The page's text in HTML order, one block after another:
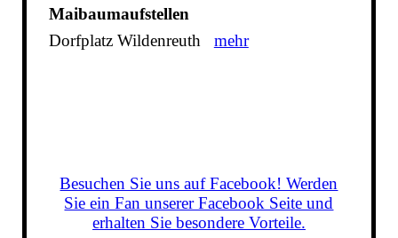
Maibaumaufstellen
Dorfplatz Wildenreuth mehr
Besuchen Sie uns auf Facebook! Werden
Sie ein Fan unserer Facebook Seite und
erhalten Sie besondere Vorteile.